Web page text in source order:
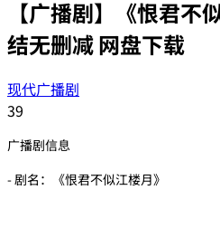
【广播剧】《恨君不
结无删减 网盘下载
现代广播剧
39
广播剧信息
- 剧名：《恨君不似江楼月》